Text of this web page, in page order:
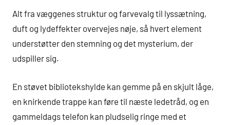
Alt fra væggenes struktur og farvevalg til lyssætning,
duft og lydeffekter overvejes nøje, så hvert element
understøtter den stemning og det mysterium, der
udspiller sig.
En støvet bibliotekshylde kan gemme på en skjult låge,
en knirkende trappe kan føre til næste ledetråd, og en
gammeldags telefon kan pludselig ringe med et